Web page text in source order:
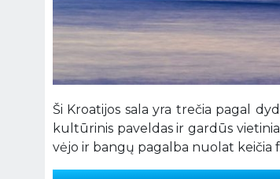
Ši Kroatijos sala yra trečia pagal
kultūrinis paveldas ir gardūs
vėjo ir bangų pagalba nuolat keičia